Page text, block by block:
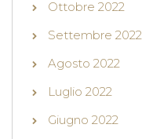
Ottobre 2022
Settembre 2022
Agosto 2022
Luglio 2022
Giugno 2022